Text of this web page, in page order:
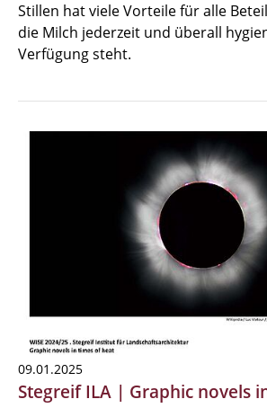
Stillen hat viele Vorteile für alle
die Milch jederzeit und überall
Verfügung steht.
09.01.2025
Stegreif ILA | Graphic novels